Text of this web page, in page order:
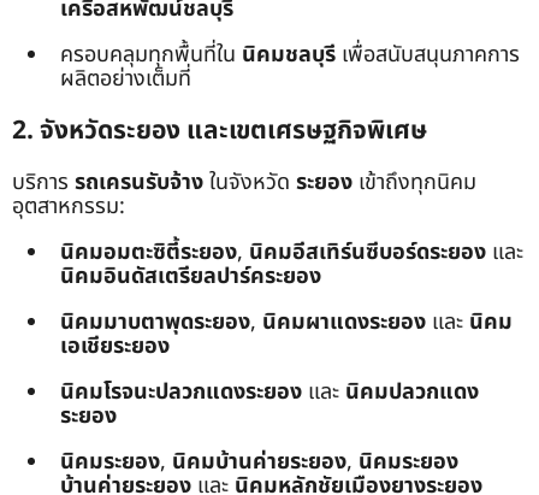
เครือสหพัฒน์ชลบุรี
ครอบคลุมทุกพื้นที่ใน นิคมชลบุรี เพื่อสนับสนุนภาคการ
ผลิตอย่างเต็มที่
2. จังหวัดระยอง และเขตเศรษฐกิจพิเศษ
บริการ รถเครนรับจ้างในจังหวัด ระยอง เข้าถึงทุกนิคม
อุตสาหกรรม:
นิคมอมตะซิตี้ระยอง, นิคมอีสเทิร์นซีบอร์ดระยอง และ
นิคมอินดัสเตรียลปาร์คระยอง
นิคมมาบตาพุดระยอง, นิคมผาแดงระยอง และ นิคม
เอเชียระยอง
นิคมโรจนะปลวกแดงระยอง และ นิคมปลวกแดง
ระยอง
นิคมระยอง, นิคมบ้านค่ายระยอง, นิคมระยอง
บ้านค่ายระยอง และ นิคมหลักชัยเมืองยางระยอง